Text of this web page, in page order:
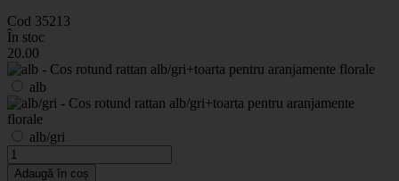
Cod 35213
În stoc
20.00
alb
alb/gri
Adaugă în coș